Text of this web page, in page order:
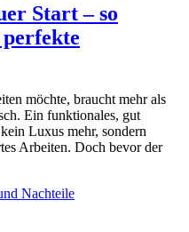
Start – so
möchte, braucht mehr als
Ein funktionales, gut
Luxus mehr, sondern
Arbeiten. Doch bevor der